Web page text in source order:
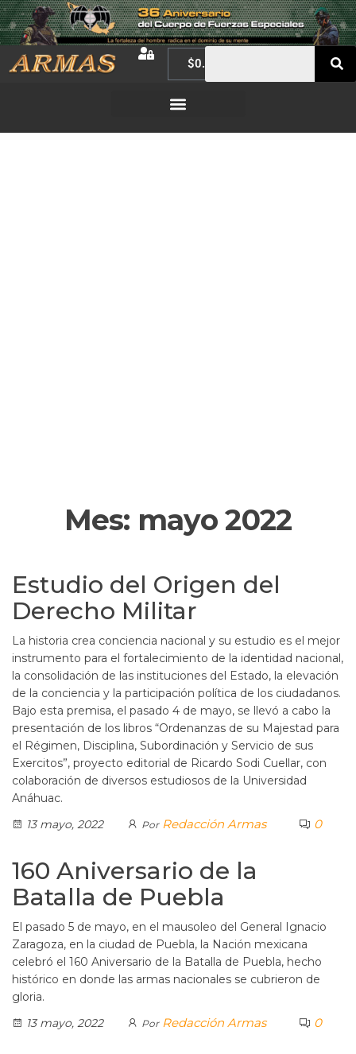
$0.00
Mes: mayo 2022
Estudio del Origen del
Derecho Militar
La historia crea conciencia nacional y su estudio es el mejor
instrumento para el fortalecimiento de la identidad nacional,
la consolidación de las instituciones del Estado, la elevación
de la conciencia y la participación política de los ciudadanos.
Bajo esta premisa, el pasado 4 de mayo, se llevó a cabo la
presentación de los libros “Ordenanzas de su Majestad para
el Régimen, Disciplina, Subordinación y Servicio de sus
Exercitos”, proyecto editorial de Ricardo Sodi Cuellar, con
colaboración de diversos estudiosos de la Universidad
Anáhuac.
13 mayo, 2022
Por Redacción Armas 0
160 Aniversario de la
Batalla de Puebla
El pasado 5 de mayo, en el mausoleo del General Ignacio
Zaragoza, en la ciudad de Puebla, la Nación mexicana
celebró el 160 Aniversario de la Batalla de Puebla, hecho
histórico en donde las armas nacionales se cubrieron de
gloria.
13 mayo, 2022
Por Redacción Armas 0